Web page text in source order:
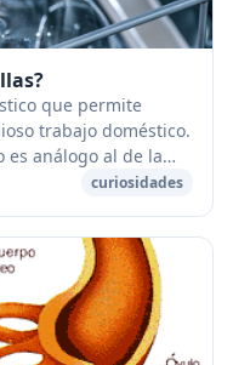
que permite
trabajo doméstico.
análogo al de la
curiosidades